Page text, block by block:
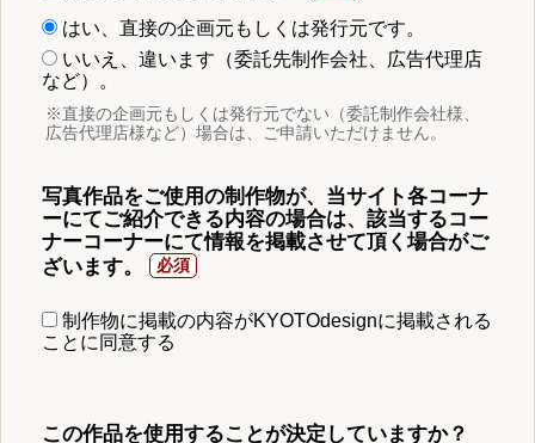
はい、直接の企画元もしくは発行元です。
いいえ、違います（委託先制作会社、広告代理店
など）。
※直接の企画元もしくは発行元でない（委託制作会社様、
広告代理店様など）場合は、ご申請いただけません。
写真作品をご使用の制作物が、当サイト各コーナ
ーにてご紹介できる内容の場合は、該当するコー
ナーコーナーにて情報を掲載させて頂く場合がご
ざいます。
制作物に掲載の内容がKYOTOdesignに掲載される
ことに同意する
この作品を使用することが決定していますか？